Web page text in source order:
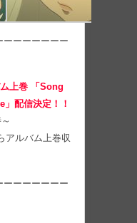
ーーーーーーー
上巻 「Song
配信決定！！
アルバム上巻収
ーーーーーーー